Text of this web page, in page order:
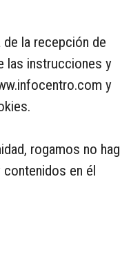
de la recepción de
las instrucciones y
y
rogamos no
en él